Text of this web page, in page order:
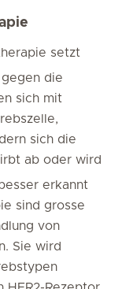
setzt
gegen die
sich mit
sich die
ab oder wird
erkannt
sind grosse
von
Sie wird